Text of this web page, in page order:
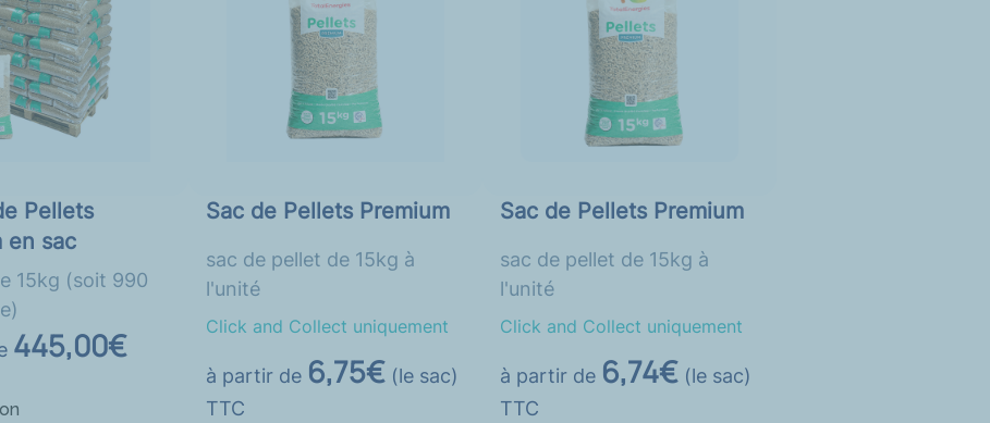
Pellets
en sac
15kg (soit 990
445,00€
Sac de Pellets Premium
sac de pellet de 15kg à
l'unité
Click and Collect uniquement
à partir de 6,75€ (le sac)
TTC
Sac de Pellets Premium
sac de pellet de 15kg à
l'unité
Click and Collect uniquement
à partir de 6,74€ (le sac)
TTC